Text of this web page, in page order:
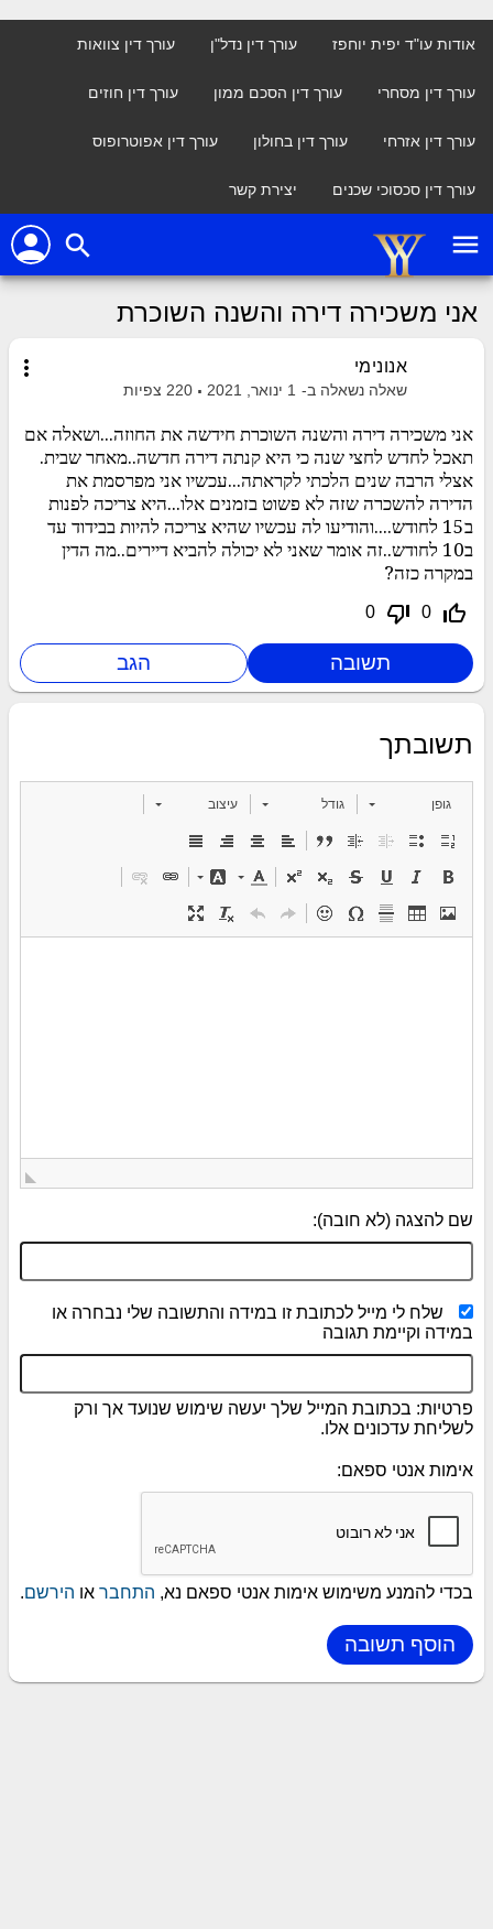
אודות עו"ד יפית יוחפז עורך דין נדל"ן עורך דין צוואות
עורך דין מסחרי עורך דין הסכם ממון עורך דין חוזים
עורך דין אזרחי עורך דין בחולון עורך דין אפוטרופוס
עורך דין סכסוכי שכנים יצירת קשר
menu
search
person
אני משכירה דירה והשנה השוכרת
more_vert אנונימי
שאלה נשאלה ב- 1 ינואר, 2021 220 צפיות
אני משכירה דירה והשנה השוכרת חידשה את החוזה...ושאלה אם
תאכל לחדש לחצי שנה כי היא קנתה דירה חדשה..מאחר שבית.
אצלי הרבה שנים הלכתי לקראתה...עכשיו אני מפרסמת את
הדירה להשכרה שזה לא פשוט בזמנים אלו...היא צריכה לפנות
ב15 לחודש....והודיעו לה עכשיו שהיא צריכה להיות בבידוד עד
ב10 לחודש..זה אומר שאני לא יכולה להביא דיירים..מה הדין
במקרה כזה?
thumb_up_off_alt
0
thumb_down_off_alt
0
תשובתך
גופן גודל עיצוב
שם להצגה (לא חובה):
שלח לי מייל לכתובת זו במידה והתשובה שלי נבחרה או
במידה וקיימת תגובה
פרטיות: בכתובת המייל שלך יעשה שימוש שנועד אך ורק
לשליחת עדכונים אלו.
אימות אנטי ספאם:
בכדי להמנע משימוש אימות אנטי ספאם נא, התחבר או הירשם.